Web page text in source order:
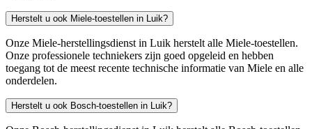
Herstelt u ook Miele-toestellen in Luik?
Onze Miele-herstellingsdienst in Luik herstelt alle Miele-toestellen.
Onze professionele techniekers zijn goed opgeleid en hebben
toegang tot de meest recente technische informatie van Miele en alle
onderdelen.
Herstelt u ook Bosch-toestellen in Luik?